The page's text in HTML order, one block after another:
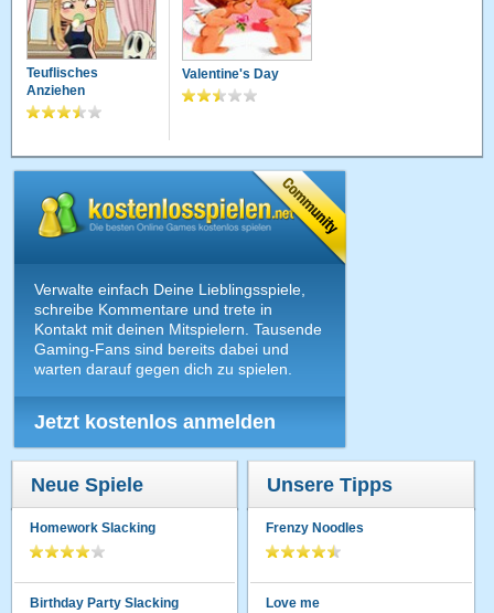
Teuflisches
Anziehen
Valentine's Day
Verwalte einfach Deine Lieblingsspiele,
schreibe Kommentare und trete in
Kontakt mit deinen Mitspielern. Tausende
Gaming-Fans sind bereits dabei und
warten darauf gegen dich zu spielen.
Jetzt kostenlos anmelden
Neue Spiele
Homework Slacking
Birthday Party Slacking
Unsere Tipps
Frenzy Noodles
Love me